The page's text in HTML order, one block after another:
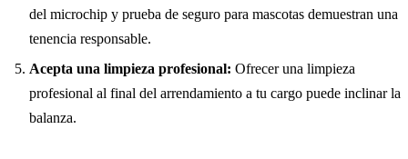
del microchip y prueba de seguro para mascotas demuestran una
tenencia responsable.
Acepta una limpieza profesional: Ofrecer una limpieza
profesional al final del arrendamiento a tu cargo puede inclinar la
balanza.